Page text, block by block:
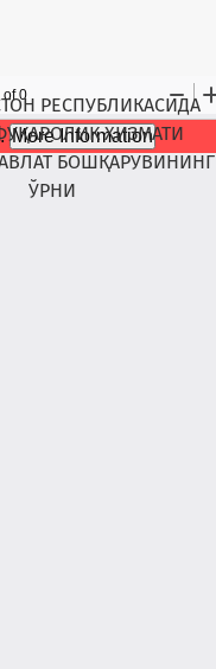
qaytish
РЕСПУБЛИКАСИДА
ХИЗМАТИ
БОШҚАРУВИНИНГ
ЎРНИ